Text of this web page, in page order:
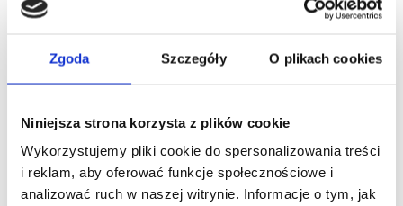
Zgoda Szczegóły O plikach cookies
Niniejsza strona korzysta z plików cookie
Wykorzystujemy pliki cookie do spersonalizowania treści
i reklam, aby oferować funkcje społecznościowe i
analizować ruch w naszej witrynie. Informacje o tym, jak
Oprócz tego każdy z gości mógł dowiedzieć się na
temat warunków przystąpienia do Klubu
Hodowcy Azan, w którym na członków czeka
szereg korzyści: od specjalnych cen, przez benefity